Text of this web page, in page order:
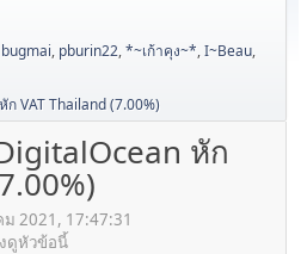
bugmai, pburin22,*~เก้าคุง~*,I~Beau,
VAT Thailand (7.00%)
หัก
ม 2021, 17:47:31
ดูหัวข้อนี้